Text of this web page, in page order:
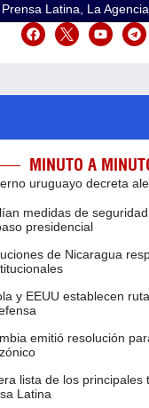
Prensa Latina, La Agencia
MINUTO A
uruguayo decreta
medidas de
presidencial
de Nicaragua
y EEUU establecen
emitió resolución
lista de los principales
Latina